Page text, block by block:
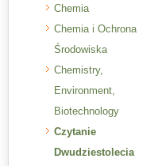
Chemia
Chemia i Ochrona
Środowiska
Chemistry,
Environment,
Biotechnology
Czytanie
Dwudziestolecia